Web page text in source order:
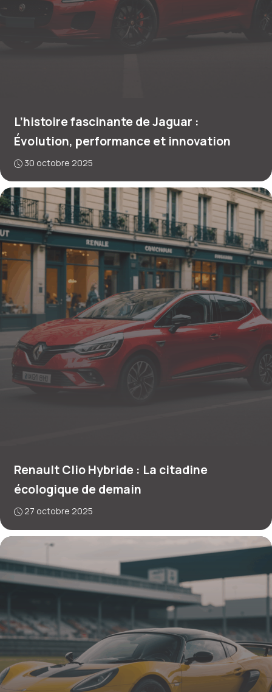
L’histoire fascinante de Jaguar :
Évolution, performance et innovation
30 octobre 2025
Renault Clio Hybride : La citadine
écologique de demain
27 octobre 2025